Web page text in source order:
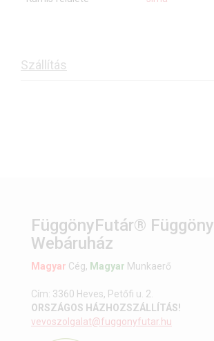
Szállítás
FüggönyFutár® Függöny
Webáruház
Magyar Cég, Magyar Munkaerő
Cím: 3360 Heves, Petőfi u. 2.
ORSZÁGOS HÁZHOZSZÁLLÍTÁS!
vevoszolgalat@fuggonyfutar.hu